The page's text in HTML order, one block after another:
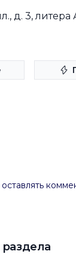
д. 3, литера